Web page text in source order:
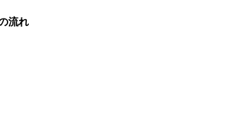
流れ